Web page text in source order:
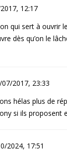
12:17
qui sert à ouvrir
dès qu’on le
07/2017, 23:33
hélas plus de
si ils proposent
2024, 17:51